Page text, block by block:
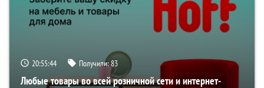
20:55:44 Получили:83
Любые товары во всей розничной сети и интернет-